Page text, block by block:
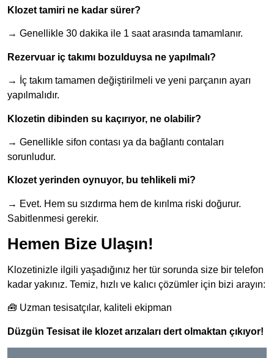
Klozet tamiri ne kadar sürer?
→ Genellikle 30 dakika ile 1 saat arasında tamamlanır.
Rezervuar iç takımı bozulduysa ne yapılmalı?
→ İç takım tamamen değiştirilmeli ve yeni parçanın ayarı
yapılmalıdır.
Klozetin dibinden su kaçırıyor, ne olabilir?
→ Genellikle sifon contası ya da bağlantı contaları
sorunludur.
Klozet yerinden oynuyor, bu tehlikeli mi?
→ Evet. Hem su sızdırma hem de kırılma riski doğurur.
Sabitlenmesi gerekir.
Hemen Bize Ulaşın!
Klozetinizle ilgili yaşadığınız her tür sorunda size bir telefon
kadar yakınız. Temiz, hızlı ve kalıcı çözümler için bizi arayın:
🧰 Uzman tesisatçılar, kaliteli ekipman
Düzgün Tesisat ile klozet arızaları dert olmaktan çıkıyor!